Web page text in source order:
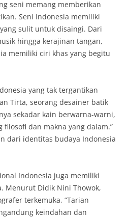
seni memang memberikan
Seni Indonesia memiliki
sulit untuk disaingi. Dari
hingga kerajinan tangan,
memiliki ciri khas yang begitu
yang tak tergantikan
Tirta, seorang desainer batik
sekadar kain berwarna-warni,
dan makna yang dalam.”
dari identitas budaya Indonesia
Indonesia juga memiliki
Menurut Didik Nini Thowok,
terkemuka, “Tarian
keindahan dan